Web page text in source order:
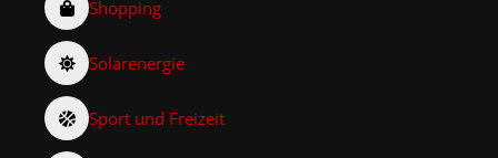
Shopping
Solarenergie
Sport und Freizeit